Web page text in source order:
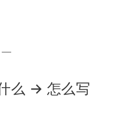
—
么 → 怎么写